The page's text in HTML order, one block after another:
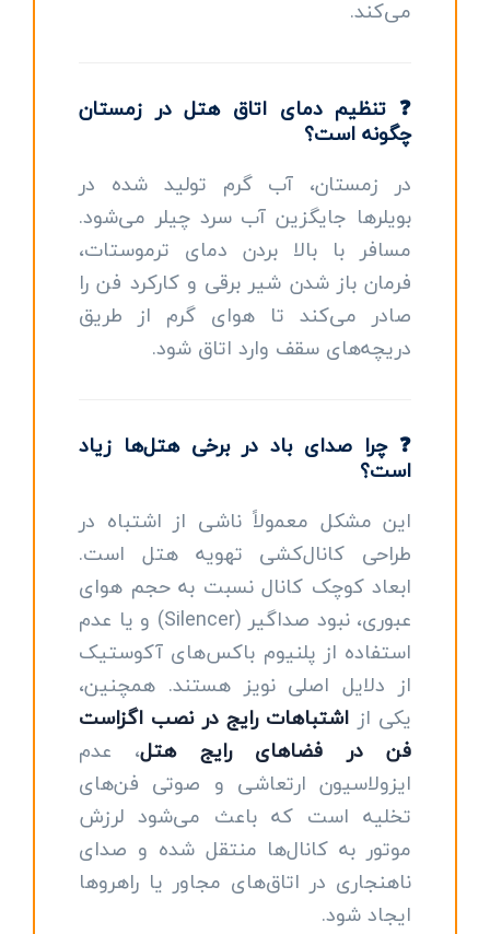
می‌کند.
❓ تنظیم دمای اتاق هتل در زمستان
چگونه است؟
در زمستان، آب گرم تولید شده در
بویلرها جایگزین آب سرد چیلر می‌شود.
مسافر با بالا بردن دمای ترموستات،
فرمان باز شدن شیر برقی و کارکرد فن را
صادر می‌کند تا هوای گرم از طریق
دریچه‌های سقف وارد اتاق شود.
❓ چرا صدای باد در برخی هتل‌ها زیاد
است؟
این مشکل معمولاً ناشی از اشتباه در
طراحی کانال‌کشی تهویه هتل است.
ابعاد کوچک کانال نسبت به حجم هوای
عبوری، نبود صداگیر (Silencer) و یا عدم
استفاده از پلنیوم باکس‌های آکوستیک
از دلایل اصلی نویز هستند. همچنین،
یکی از اشتباهات رایج در نصب اگزاست
فن در فضاهای رایج هتل، عدم
ایزولاسیون ارتعاشی و صوتی فن‌های
تخلیه است که باعث می‌شود لرزش
موتور به کانال‌ها منتقل شده و صدای
ناهنجاری در اتاق‌های مجاور یا راهروها
ایجاد شود.